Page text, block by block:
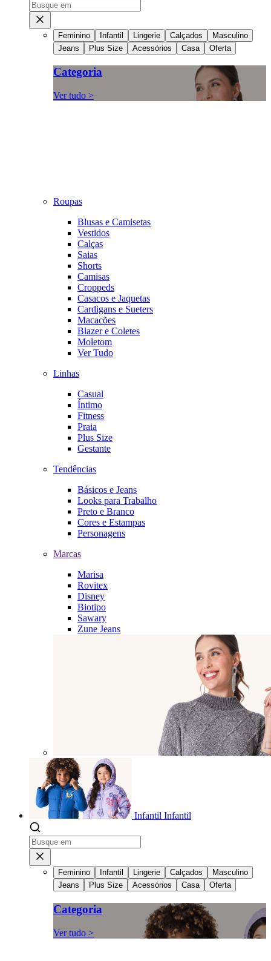
Feminino Infantil Lingerie Calçados
Masculino
Jeans
Plus Size Acessórios Casa Oferta
Categoria
Ver tudo >
Roupas
Blusas e Camisetas
Vestidos
Calças
Saias
Shorts
Camisas
Croppeds
Casacos e Jaquetas
Cardigans e Sueters
Macacões
Blazer e Coletes
Moletom
Ver Tudo
Linhas
Casual
Íntimo
Fitness
Praia
Plus Size
Gestante
Tendências
Básicos e Jeans
Looks para Trabalho
Preto e Branco
Cores e Estampas
Personagens
Marcas
Marisa
Rovitex
Disney
Biotipo
Sawary
Zune Jeans
Infantil Infantil
Feminino Infantil Lingerie Calçados
Masculino
Jeans
Plus Size Acessórios Casa Oferta
Categoria
Ver tudo >